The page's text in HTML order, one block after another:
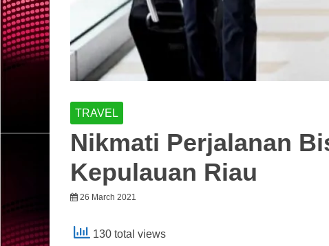
TRAVEL
Nikmati Perjalanan
Kepulauan Riau
26 March 2021
130 total views